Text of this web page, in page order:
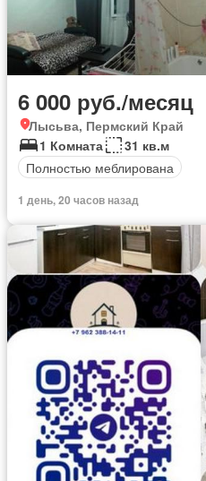
6 000 руб./месяц
Лысьва, Пермский Край
1 Комната
31 кв.м
Полностью меблирована
1 день, 20 часов назад